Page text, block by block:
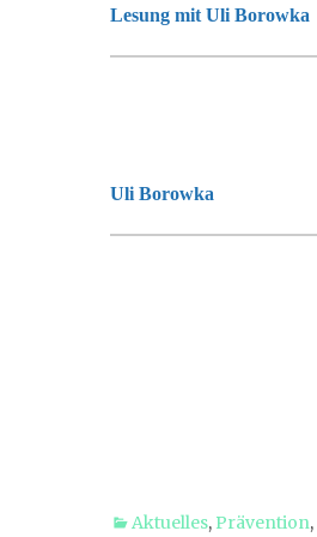
Lesung mit Uli Borowka
Uli Borowka
Kategorien
Aktuelles, Prävention,